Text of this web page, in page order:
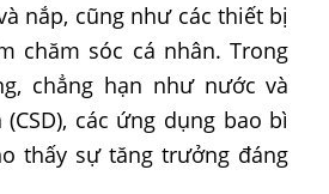
nắp, cũng như các thiết bị
chăm sóc cá nhân. Trong
chẳng hạn như nước và
các ứng dụng bao bì
thấy sự tăng trưởng đáng